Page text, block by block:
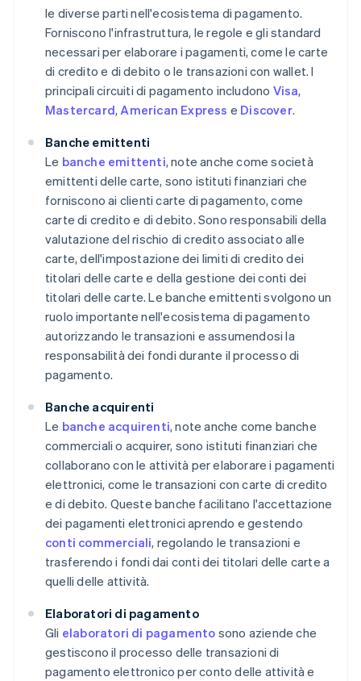
le diverse parti nell'ecosistema di pagamento.
Forniscono l'infrastruttura, le regole e gli standard
necessari per elaborare i pagamenti, come le carte
di credito e di debito o le transazioni con wallet. I
principali circuiti di pagamento includono Visa,
Mastercard,American Express e Discover.
Banche emittenti
Le banche emittenti, note anche come società
emittenti delle carte, sono istituti finanziari che
forniscono ai clienti carte di pagamento, come
carte di credito e di debito. Sono responsabili della
valutazione del rischio di credito associato alle
carte, dell'impostazione dei limiti di credito dei
titolari delle carte e della gestione dei conti dei
titolari delle carte. Le banche emittenti svolgono un
ruolo importante nell'ecosistema di pagamento
autorizzando le transazioni e assumendosi la
responsabilità dei fondi durante il processo di
pagamento.
Banche acquirenti
Le banche acquirenti, note anche come banche
commerciali o acquirer, sono istituti finanziari che
collaborano con le attività per elaborare i pagamenti
elettronici, come le transazioni con carte di credito
e di debito. Queste banche facilitano l'accettazione
dei pagamenti elettronici aprendo e gestendo
conti commerciali, regolando le transazioni e
trasferendo i fondi dai conti dei titolari delle carte a
quelli delle attività.
Elaboratori di pagamento
Gli elaboratori di pagamento sono aziende che
gestiscono il processo delle transazioni di
pagamento elettronico per conto delle attività e